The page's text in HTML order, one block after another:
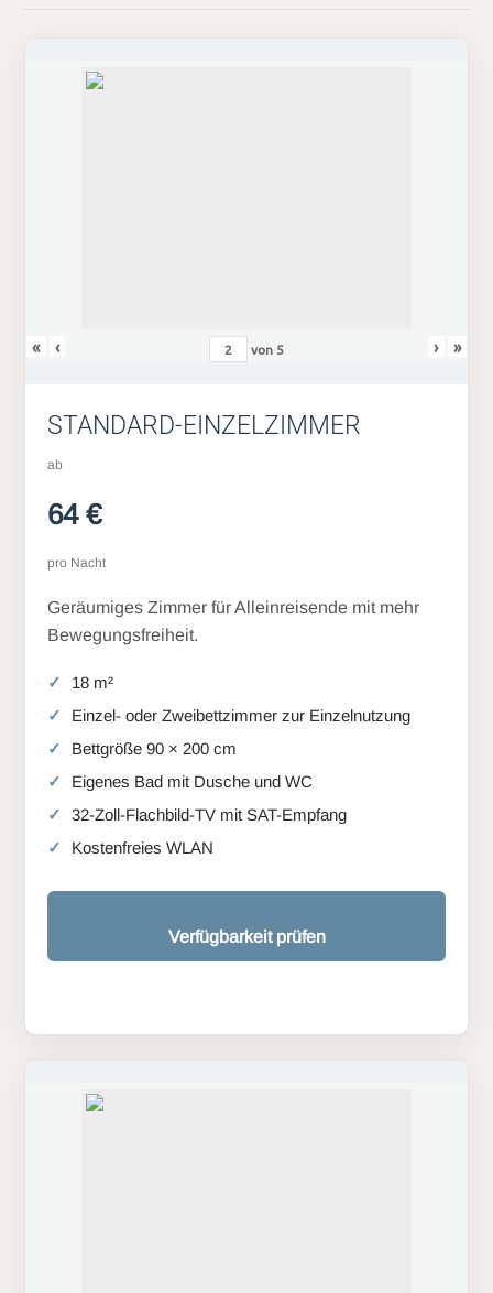
« ‹ von 5 › »
STANDARD-EINZELZIMMER
ab
64 €
pro Nacht
Geräumiges Zimmer für Alleinreisende mit mehr
Bewegungsfreiheit.
18 m²
Einzel- oder Zweibettzimmer zur Einzelnutzung
Bettgröße 90 × 200 cm
Eigenes Bad mit Dusche und WC
32-Zoll-Flachbild-TV mit SAT-Empfang
Kostenfreies WLAN
Verfügbarkeit prüfen